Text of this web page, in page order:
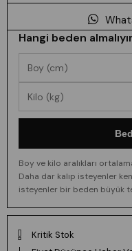
Hangi beden
Boy ve kilo aralıkları
Daha dar kalıp isteyenler
isteyenler bir beden büyük
Kritik Stok